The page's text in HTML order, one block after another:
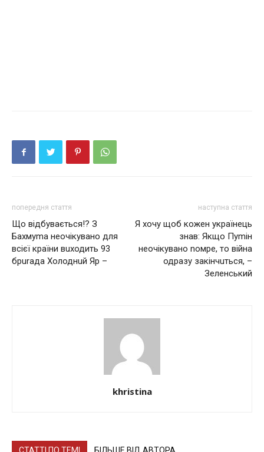
попередня стаття
Що відбувається!? З
Бахмуmа неочікувано для
всієї країни вuходить 93
брurада Холоднuй Яр –
наступна стаття
Я хочу щоб кожен українець
знав: Якщо Пуmін
неочікувано nомре, то війнa
одразу закінчuться, –
Зеленський
khristina